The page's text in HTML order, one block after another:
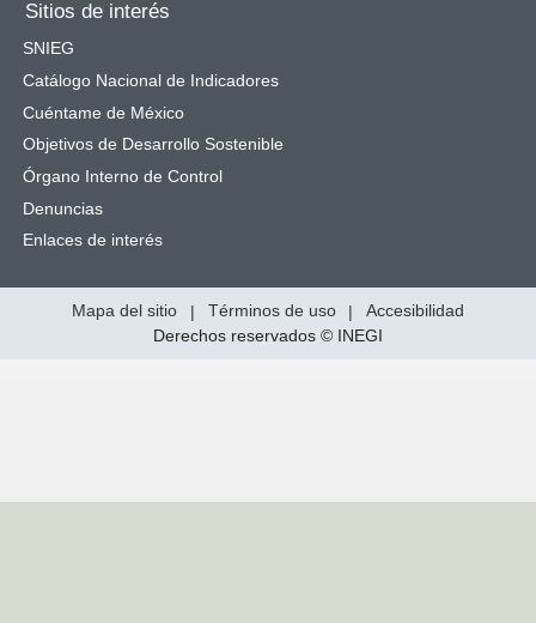
Sitios de interés
SNIEG
Catálogo Nacional de Indicadores
Cuéntame de México
Objetivos de Desarrollo Sostenible
Órgano Interno de Control
Denuncias
Enlaces de interés
Mapa del sitio | Términos de uso |
Accesibilidad
Derechos reservados © INEGI